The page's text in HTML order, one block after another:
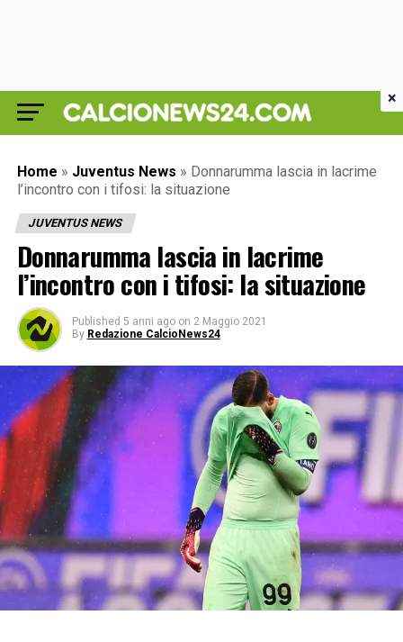
Home » Juventus News » Donnarumma lascia in lacrime
l’incontro con i tifosi: la situazione
JUVENTUS NEWS
Donnarumma lascia in lacrime
l’incontro con i tifosi: la situazione
Published 5 anni ago on 2 Maggio 2021
By Redazione CalcioNews24
×